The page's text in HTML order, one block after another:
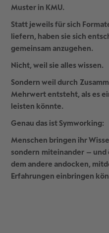
Muster in KMU.
Statt jeweils für sich
liefern, haben sie sich
gemeinsam anzugehen.
Nicht, weil sie alles wissen.
Sondern weil durch
Mehrwert entsteht, als es
leisten könnte.
Genau das ist Symworking:
Menschen bringen ihr
sondern miteinander – und
dem andere andocken,
Erfahrungen einbringen